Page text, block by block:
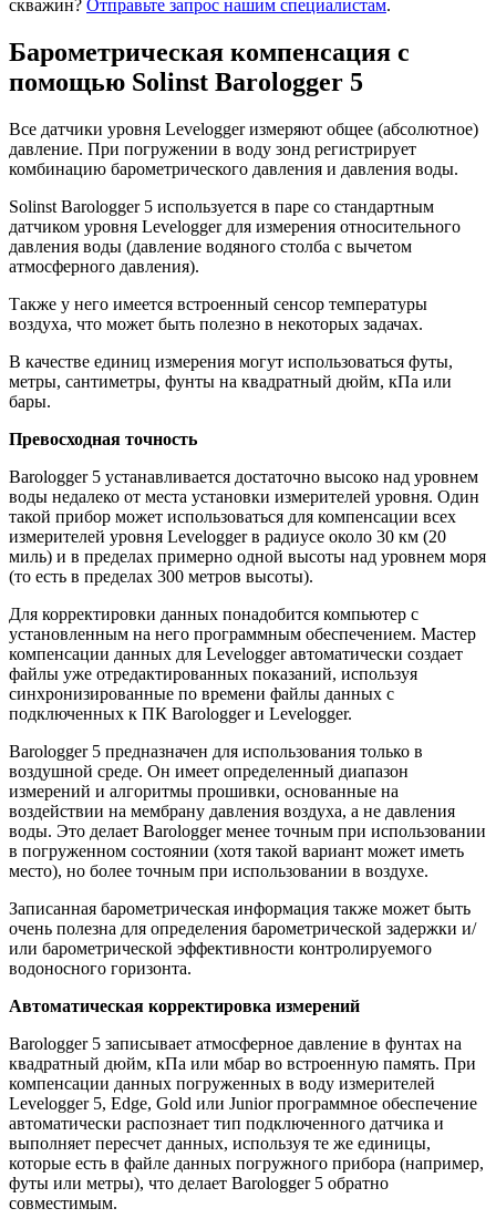
скважин? Отправьте запрос нашим специалистам.
Барометрическая компенсация с
помощью Solinst Barologger 5
Все датчики уровня Levelogger измеряют общее (абсолютное)
давление. При погружении в воду зонд регистрирует
комбинацию барометрического давления и давления воды.
Solinst Barologger 5 используется в паре со стандартным
датчиком уровня Levelogger для измерения относительного
давления воды (давление водяного столба с вычетом
атмосферного давления).
Также у него имеется встроенный сенсор температуры
воздуха, что может быть полезно в некоторых задачах.
В качестве единиц измерения могут использоваться футы,
метры, сантиметры, фунты на квадратный дюйм, кПа или
бары.
Превосходная точность
Barologger 5 устанавливается достаточно высоко над уровнем
воды недалеко от места установки измерителей уровня. Один
такой прибор может использоваться для компенсации всех
измерителей уровня Levelogger в радиусе около 30 км (20
миль) и в пределах примерно одной высоты над уровнем моря
(то есть в пределах 300 метров высоты).
Для корректировки данных понадобится компьютер с
установленным на него программным обеспечением. Мастер
компенсации данных для Levelogger автоматически создает
файлы уже отредактированных показаний, используя
синхронизированные по времени файлы данных с
подключенных к ПК Barologger и Levelogger.
Barologger 5 предназначен для использования только в
воздушной среде. Он имеет определенный диапазон
измерений и алгоритмы прошивки, основанные на
воздействии на мембрану давления воздуха, а не давления
воды. Это делает Barologger менее точным при использовании
в погруженном состоянии (хотя такой вариант может иметь
место), но более точным при использовании в воздухе.
Записанная барометрическая информация также может быть
очень полезна для определения барометрической задержки и/
или барометрической эффективности контролируемого
водоносного горизонта.
Автоматическая корректировка измерений
Barologger 5 записывает атмосферное давление в фунтах на
квадратный дюйм, кПа или мбар во встроенную память. При
компенсации данных погруженных в воду измерителей
Levelogger 5, Edge, Gold или Junior программное обеспечение
автоматически распознает тип подключенного датчика и
выполняет пересчет данных, используя те же единицы,
которые есть в файле данных погружного прибора (например,
футы или метры), что делает Barologger 5 обратно
совместимым.